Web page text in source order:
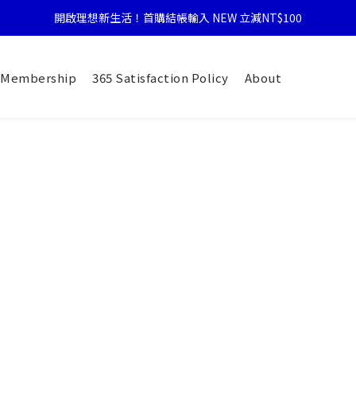
開啟理想新生活！首購結帳輸入 NEW 立減NT$100
Membership 365 Satisfaction Policy About